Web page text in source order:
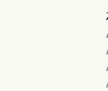
管理政策变化、应对
报产品组合包括
盟问题追踪器（EU
及专业服务，使客户
（VoterVoice）和选
府代表相互连接。此